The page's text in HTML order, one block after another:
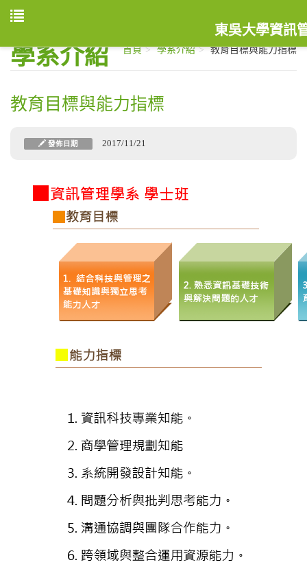
東吳大學資訊
學系介紹 首頁 學系介紹 教育目標與能力指標
教育目標與能力指標
發佈日期 2017/11/21